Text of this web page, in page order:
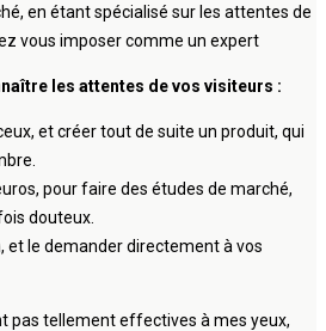
en étant spécialisé sur les attentes de
vous imposer comme un expert
les attentes de vos visiteurs :
et créer tout de suite un produit, qui
pour faire des études de marché,
douteux.
et le demander directement à vos
pas tellement effectives à mes yeux,